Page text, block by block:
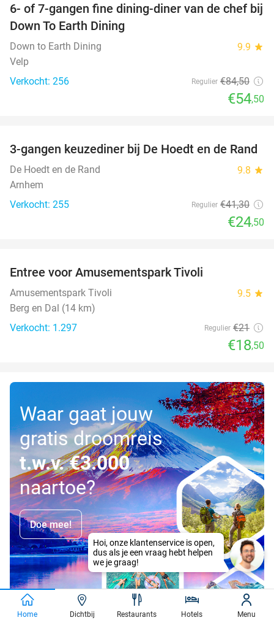
36%
6- of 7-gangen fine dining-diner van de chef bij
Down To Earth Dining
Down to Earth Dining 9.9 star
Velp
Verkocht: 256
Regulier €84,50
€54,50
41%
3-gangen keuzediner bij De Hoedt en de Rand
De Hoedt en de Rand 9.8 star
Arnhem
Verkocht: 255
Regulier €41,30
€24,50
Entree voor Amusementspark Tivoli
Amusementspark Tivoli 9.5 star
Berg en Dal (14 km)
Verkocht: 1.297
Regulier €21
€18,50
Waar gaat jouw
gratis droomreis
t.w.v. €3.000
naartoe?
Doe mee!
Home Dichtbij Restaurants Hotels Menu